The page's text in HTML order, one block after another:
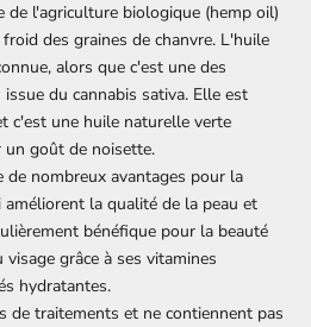
de l'agriculture biologique (hemp oil)
des graines de chanvre. L'huile
alors que c'est une des
du cannabis sativa. Elle est
c'est une huile naturelle verte
goût de noisette.
de nombreux avantages pour la
la qualité de la peau et
bénéfique pour la beauté
grâce à ses vitamines
hydratantes.
de traitements et ne contiennent pas